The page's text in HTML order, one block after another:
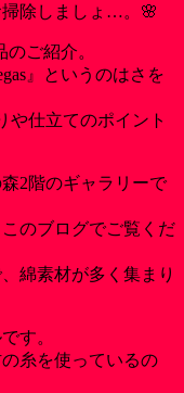
除しましょ…。🌸
ご紹介。
』というのはさを
や仕立てのポイント
2階のギャラリーで
のブログでご覧くだ
綿素材が多く集まり
す。
糸を使っているの